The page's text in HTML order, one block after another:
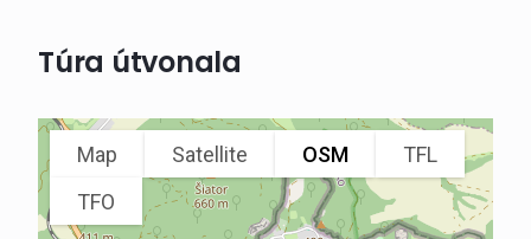
Túra útvonala
Map Satellite OSM
TFL
TFO